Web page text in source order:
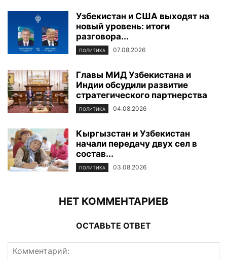
Узбекистан и США выходят на
новый уровень: итоги
разговора...
ПОЛИТИКА 07.08.2026
Главы МИД Узбекистана и
Индии обсудили развитие
стратегического партнерства
ПОЛИТИКА 04.08.2026
Кыргызстан и Узбекистан
начали передачу двух сел в
состав...
ПОЛИТИКА 03.08.2026
НЕТ КОММЕНТАРИЕВ
ОСТАВЬТЕ ОТВЕТ